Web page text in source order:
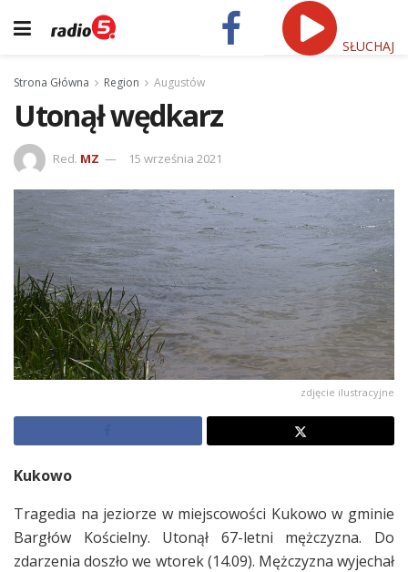
SŁUCHAJ
Strona Główna Region Augustów
Utonął wędkarz
Red. MZ 15 września 2021
zdjęcie ilustracyjne
Kukowo
Tragedia na jeziorze w miejscowości Kukowo w gminie
Bargłów Kościelny. Utonął 67-letni mężczyzna. Do
zdarzenia doszło we wtorek (14.09). Mężczyzna wyjechał